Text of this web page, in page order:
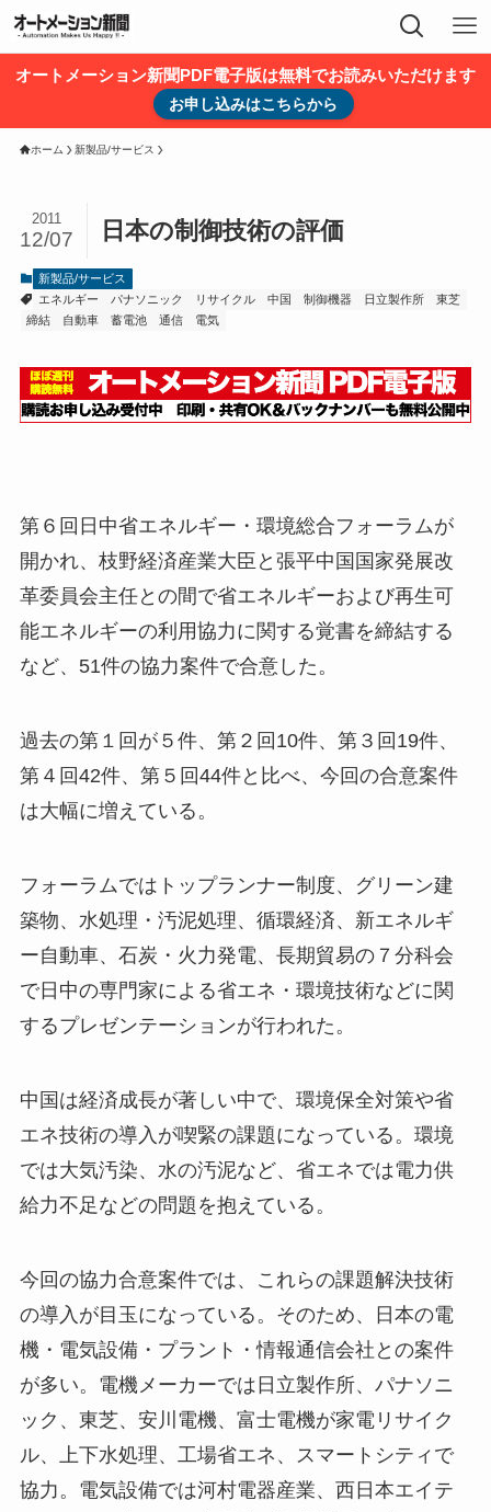
オートメーション新聞PDF電子版は無料でお読みいただけます
お申し込みはこちらから
ホーム 新製品/サービス
日本の制御技術の評価
2011
12/07
新製品/サービス
エネルギー
パナソニック リサイクル 中国 制御機器 日立製作所
東芝
締結
自動車 蓄電池 通信 電気
第６回日中省エネルギー・環境総合フォーラムが
開かれ、枝野経済産業大臣と張平中国国家発展改
革委員会主任との間で省エネルギーおよび再生可
能エネルギーの利用協力に関する覚書を締結する
など、51件の協力案件で合意した。
過去の第１回が５件、第２回10件、第３回19件、
第４回42件、第５回44件と比べ、今回の合意案件
は大幅に増えている。
フォーラムではトップランナー制度、グリーン建
築物、水処理・汚泥処理、循環経済、新エネルギ
ー自動車、石炭・火力発電、長期貿易の７分科会
で日中の専門家による省エネ・環境技術などに関
するプレゼンテーションが行われた。
中国は経済成長が著しい中で、環境保全対策や省
エネ技術の導入が喫緊の課題になっている。環境
では大気汚染、水の汚泥など、省エネでは電力供
給力不足などの問題を抱えている。
今回の協力合意案件では、これらの課題解決技術
の導入が目玉になっている。そのため、日本の電
機・電気設備・プラント・情報通信会社との案件
が多い。電機メーカーでは日立製作所、パナソニ
ック、東芝、安川電機、富士電機が家電リサイク
ル、上下水処理、工場省エネ、スマートシティで
協力。電気設備では河村電器産業、西日本エイテ